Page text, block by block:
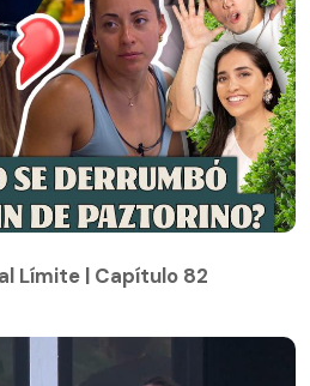
Límite | Capítulo 82